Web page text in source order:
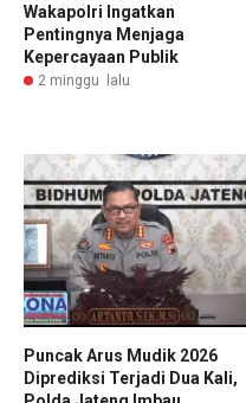
Wakapolri Ingatkan
Pentingnya Menjaga
Kepercayaan Publik
2 minggu lalu
Puncak Arus Mudik 2026
Diprediksi Terjadi Dua Kali,